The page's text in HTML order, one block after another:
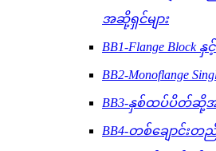
အဆို့ရှင်များ
BB1-Flange Block နှင့်
BB2-Monoflange
BB3-နှစ်ထပ်ပိတ်ဆို့အ
BB4-တစ်ချောင်း